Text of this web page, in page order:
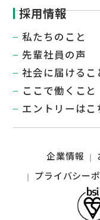
採用情報
私たちのこと
先輩社員の声
社会に届けるこ
ここで働くこと
エントリーはこ
企業情報
プライバシー